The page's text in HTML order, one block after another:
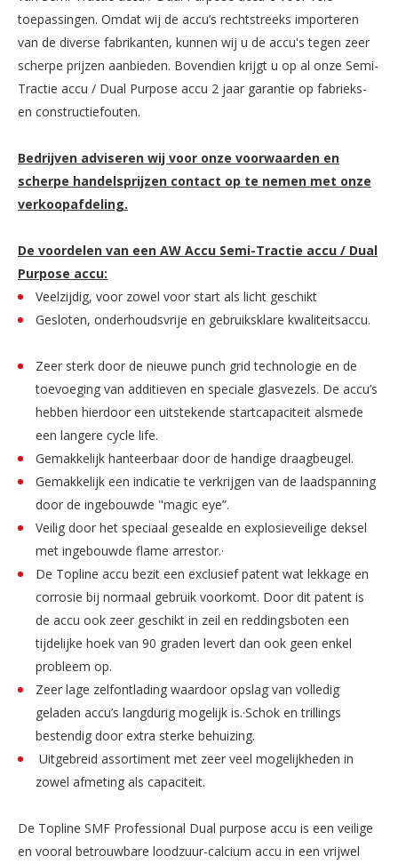
toepassingen. Omdat wij de accu’s rechtstreeks importeren
van de diverse fabrikanten, kunnen wij u de accu's tegen zeer
scherpe prijzen aanbieden. Bovendien krijgt u op al onze Semi-
Tractie accu / Dual Purpose accu 2 jaar garantie op fabrieks-
en constructiefouten.
Bedrijven adviseren wij voor onze voorwaarden en
scherpe handelsprijzen contact op te nemen met onze
verkoopafdeling.
De voordelen van een AW Accu Semi-Tractie accu / Dual
Purpose accu:
Veelzijdig, voor zowel voor start als licht geschikt
Gesloten, onderhoudsvrije en gebruiksklare kwaliteitsaccu.
Zeer sterk door de nieuwe punch grid technologie en de
toevoeging van additieven en speciale glasvezels. De accu’s
hebben hierdoor een uitstekende startcapaciteit alsmede
een langere cycle life.
Gemakkelijk hanteerbaar door de handige draagbeugel.
Gemakkelijk een indicatie te verkrijgen van de laadspanning
door de ingebouwde "magic eye”.
Veilig door het speciaal gesealde en explosieveilige deksel
met ingebouwde flame arrestor.·
De Topline accu bezit een exclusief patent wat lekkage en
corrosie bij normaal gebruik voorkomt. Door dit patent is
de accu ook zeer geschikt in zeil en reddingsboten een
tijdelijke hoek van 90 graden levert dan ook geen enkel
probleem op.
Zeer lage zelfontlading waardoor opslag van volledig
geladen accu’s langdurig mogelijk is.·Schok en trillings
bestendig door extra sterke behuizing.
Uitgebreid assortiment met zeer veel mogelijkheden in
zowel afmeting als capaciteit.
De Topline SMF Professional Dual purpose accu is een veilige
en vooral betrouwbare loodzuur-calcium accu in een vrijwel